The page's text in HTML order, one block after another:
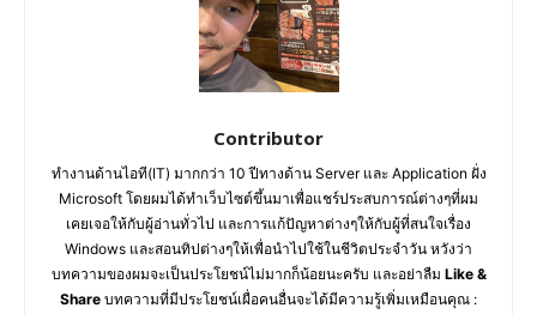
Contributor
ทำงานด้านไอที(IT) มากกว่า 10 ปีทางด้าน Server และ Application ฝั่ง
Microsoft โดยผมได้ทำเว็บไซต์ขึ้นมาเพื่อแชร์ประสบการณ์ต่างๆที่ผม
เคยเจอให้กับผู้อ่านทั่วไป และการแก้ปัญหาต่างๆให้กับผู้ที่สนใจเรื่อง
Windows และสอนทิปต่างๆให้เพื่อนำไปใช้ในชีวิตประจำวัน หวังว่า
บทความของผมจะเป็นประโยชน์ไม่มากก็น้อยนะครับ และอย่าลืม Like &
Share บทความที่มีประโยชน์เผื่อคนอื่นจะได้มีความรู้เพิ่มเหมือนคุณ :